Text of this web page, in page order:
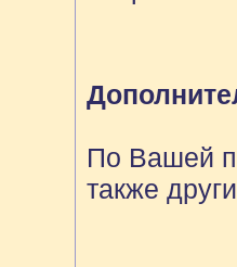
По Вашей
также